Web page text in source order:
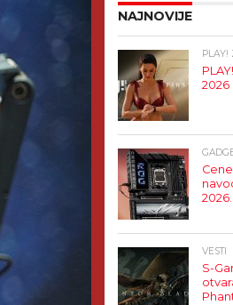
NAJNOVIJE
PLAY!
2026
2026.
VESTI
S-